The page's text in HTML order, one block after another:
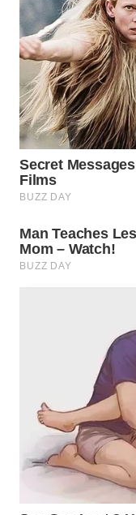
WN
SUKABUMI
WN
PURWAKARTA
WN
PRIANGAN
TIMUR
WN
MADURA
WN
SURABAYA
WN